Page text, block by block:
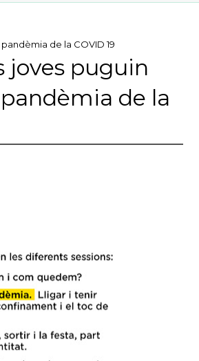
de la COVID 19
joves puguin
de la